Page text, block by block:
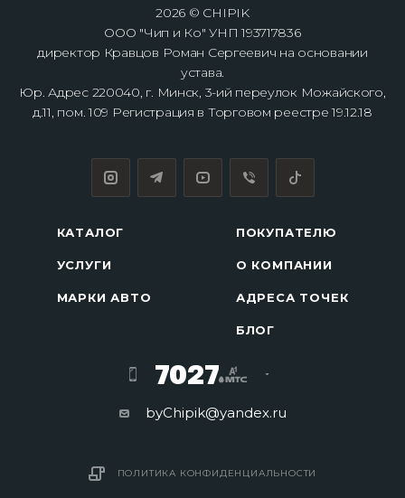
2026 © CHIPIK
ООО "Чип и Ко" УНП 193717836
директор Кравцов Роман Сергеевич на основании
устава.
Юр. Адрес 220040, г. Минск, 3-ий переулок Можайского,
д.11, пом. 109 Регистрация в Торговом реестре 19.12.18
КАТАЛОГ
УСЛУГИ
МАРКИ АВТО
ПОКУПАТЕЛЮ
О КОМПАНИИ
АДРЕСА ТОЧЕК
БЛОГ
7027
byChipik@yandex.ru
ПОЛИТИКА КОНФИДЕНЦИАЛЬНОСТИ